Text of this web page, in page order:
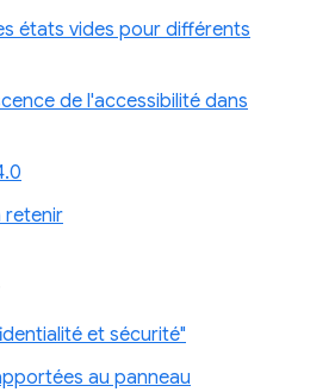
états vides pour différents
de l'accessibilité dans
retenir
et sécurité"
au panneau